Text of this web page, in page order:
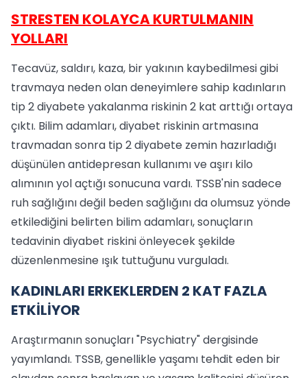
STRESTEN KOLAYCA KURTULMANIN
YOLLARI
Tecavüz, saldırı, kaza, bir yakının kaybedilmesi gibi
travmaya neden olan deneyimlere sahip kadınların
tip 2 diyabete yakalanma riskinin 2 kat arttığı ortaya
çıktı. Bilim adamları, diyabet riskinin artmasına
travmadan sonra tip 2 diyabete zemin hazırladığı
düşünülen antidepresan kullanımı ve aşırı kilo
alımının yol açtığı sonucuna vardı. TSSB'nin sadece
ruh sağlığını değil beden sağlığını da olumsuz yönde
etkilediğini belirten bilim adamları, sonuçların
tedavinin diyabet riskini önleyecek şekilde
düzenlenmesine ışık tuttuğunu vurguladı.
KADINLARI ERKEKLERDEN 2 KAT FAZLA
ETKİLİYOR
Araştırmanın sonuçları "Psychiatry" dergisinde
yayımlandı. TSSB, genellikle yaşamı tehdit eden bir